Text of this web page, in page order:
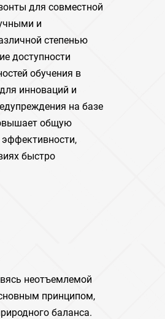
для совместной
и
степенью
доступности
обучения в
инноваций и
на базе
общую
быстро
неотъемлемой
принципом,
баланса.